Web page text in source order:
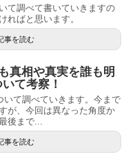
て調べて書いていきますの
ればと思います。
事を読む
真相や真実を誰も明
て考察！
いて調べていきます。今まで
が、今回は異なった角度か
後まで...
事を読む